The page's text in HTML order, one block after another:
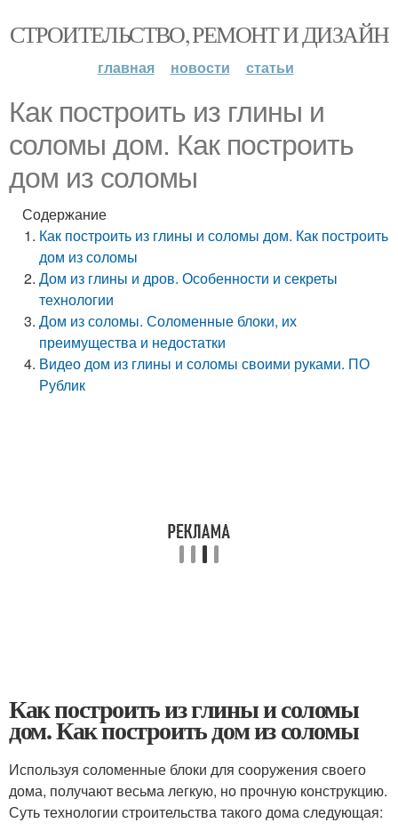
СТРОИТЕЛЬСТВО, РЕМОНТ И ДИЗАЙН
главная новости статьи
Как построить из глины и
соломы дом. Как построить
дом из соломы
Содержание
Как построить из глины и соломы дом. Как построить
дом из соломы
Дом из глины и дров. Особенности и секреты
технологии
Дом из соломы. Соломенные блоки, их
преимущества и недостатки
Видео дом из глины и соломы своими руками. ПО
Рублик
Как построить из глины и соломы
дом. Как построить дом из соломы
Используя соломенные блоки для сооружения своего
дома, получают весьма легкую, но прочную конструкцию.
Суть технологии строительства такого дома следующая: